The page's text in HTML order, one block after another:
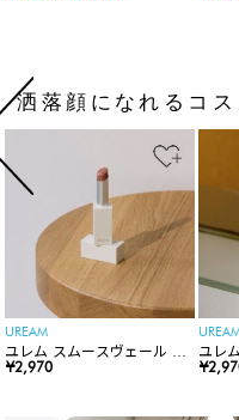
洒落顔になれるコス
UREAM
ユレム スムースヴェール リ
ップスティック
¥2,970
ユレ
ップ